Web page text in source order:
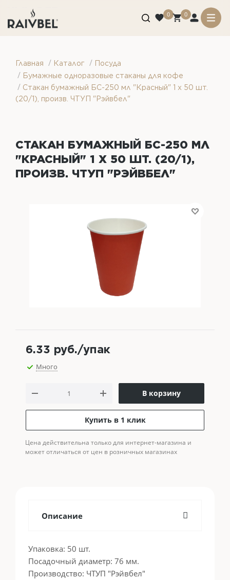
0 0
Главная / Каталог / Посуда
/ Бумажные одноразовые стаканы для кофе
/ Стакан бумажный БС-250 мл "Красный" 1 х 50 шт.
(20/1), произв. ЧТУП "Рэйвбел"
СТАКАН БУМАЖНЫЙ БС-250 МЛ
"КРАСНЫЙ" 1 Х 50 ШТ. (20/1),
ПРОИЗВ. ЧТУП "РЭЙВБЕЛ"
6.33 руб./упак
Много
В корзину
Купить в 1 клик
Цена действительна только для интернет-магазина и
может отличаться от цен в розничных магазинах
Описание
Упаковка: 50 шт.
Посадочный диаметр: 76 мм.
Производство: ЧТУП "Рэйвбел"